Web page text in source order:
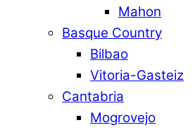
Mahon
Basque Country
Bilbao
Vitoria-Gasteiz
Cantabria
Mogrovejo